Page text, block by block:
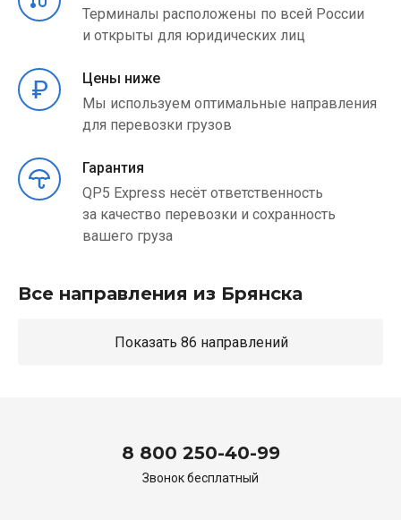
Терминалы расположены по всей России
и открыты для юридических лиц
Цены ниже
Мы используем оптимальные направления
для перевозки грузов
Гарантия
QP5 Express несёт ответственность
за качество перевозки и сохранность
вашего груза
Все направления из Брянска
Показать 86 направлений
8 800 250-40-99
Звонок бесплатный